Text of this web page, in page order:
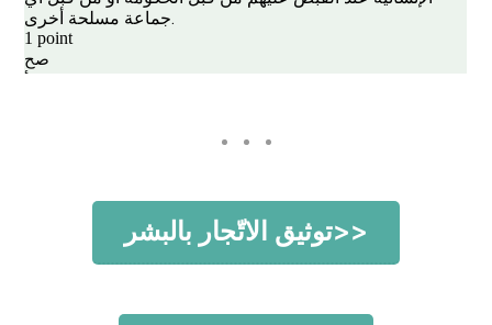
<<توثيق الاتّجار بالبشر